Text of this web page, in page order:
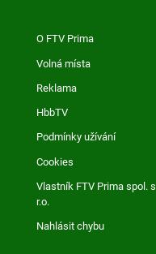
O FTV Prima
Volná místa
Reklama
HbbTV
Podmínky užívání
Cookies
Vlastník FTV Prima spol. s
r.o.
Nahlásit chybu